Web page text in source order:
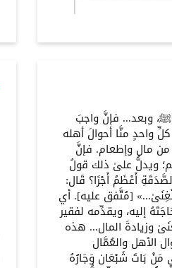
ﷺ، وبعد... فإنَّ واجبَ
واحدٍ منَّا أحوالَ أهله
من مال وإطعام. فإنَّ
ويدلُّ علىٰ ذلك قولُ
أَعْظَمُ أَجْرًا؟ قَال:
[مُتَّفق عليه]. أي
إليه، ويقدِّمه لفقير
وزيادةَ المال... هذه
الأهل والعُمَّال
مَنْ بَاتَ شَبْعَان وَجَارُهُ